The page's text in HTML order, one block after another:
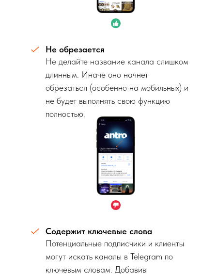
Не обрезается
Не делайте название канала слишком
длинным. Иначе оно начнет
обрезаться (особенно на мобильных) и
не будет выполнять свою функцию
полностью.
Содержит ключевые слова
Потенциальные подписчики и клиенты
могут искать каналы в Telegram по
ключевым словам. Добавив